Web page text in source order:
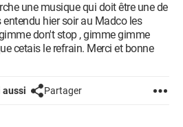
une musique qui doit être une de
hier soir au Madco les
don't stop , gimme gimme
cetais le refrain. Merci et bonne
aussi Partager